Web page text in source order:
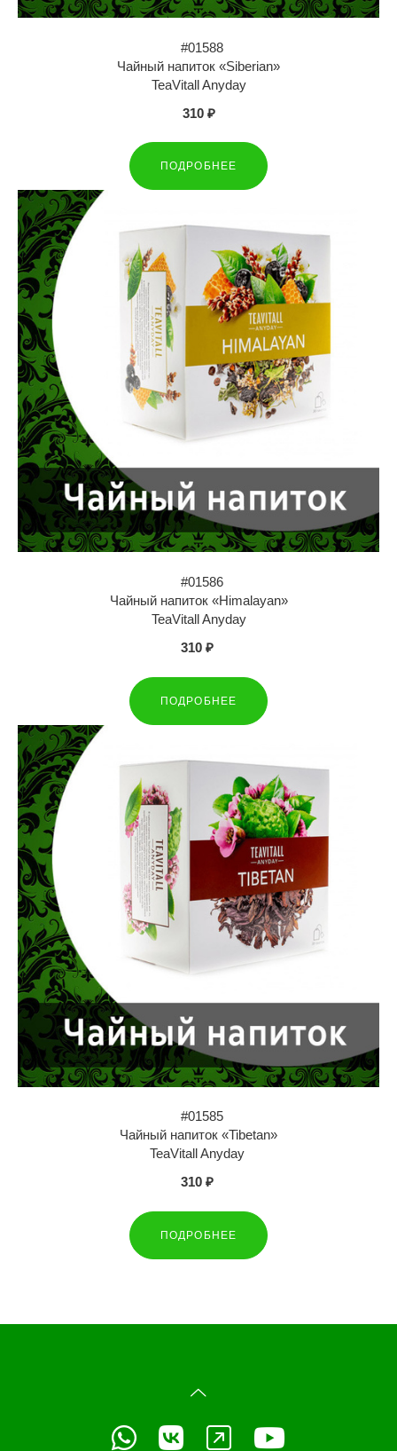
#01588
Чайный напиток «Siberian»
TeaVitall Anyday
310 ₽
ПОДРОБНЕЕ
#01586
Чайный напиток «Himalayan»
TeaVitall Anyday
310 ₽
ПОДРОБНЕЕ
#01585
Чайный напиток «Tibetan»
TeaVitall Anyday
310 ₽
ПОДРОБНЕЕ